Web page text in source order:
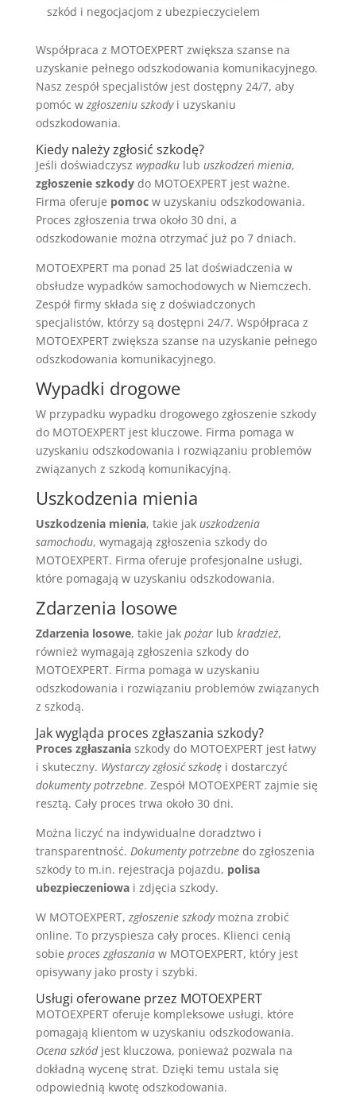
szkód i negocjacjom z ubezpieczycielem
Współpraca z MOTOEXPERT zwiększa szanse na
uzyskanie pełnego odszkodowania komunikacyjnego.
Nasz zespół specjalistów jest dostępny 24/7, aby
pomóc w zgłoszeniu szkodyi uzyskaniu
odszkodowania.
Kiedy należy zgłosić szkodę?
Jeśli doświadczysz wypadkulub uszkodzeń mienia,
zgłoszenie szkodydo MOTOEXPERT jest ważne.
Firma oferuje pomocw uzyskaniu odszkodowania.
Proces zgłoszenia trwa około 30 dni, a
odszkodowanie można otrzymać już po 7 dniach.
MOTOEXPERT ma ponad 25 lat doświadczenia w
obsłudze wypadków samochodowych w Niemczech.
Zespół firmy składa się z doświadczonych
specjalistów, którzy są dostępni 24/7. Współpraca z
MOTOEXPERT zwiększa szanse na uzyskanie pełnego
odszkodowania komunikacyjnego.
Wypadki drogowe
W przypadku wypadku drogowego zgłoszenie szkody
do MOTOEXPERT jest kluczowe. Firma pomaga w
uzyskaniu odszkodowania i rozwiązaniu problemów
związanych z szkodą komunikacyjną.
Uszkodzenia mienia
Uszkodzenia mienia, takie jak uszkodzenia
samochodu, wymagają zgłoszenia szkody do
MOTOEXPERT. Firma oferuje profesjonalne usługi,
które pomagają w uzyskaniu odszkodowania.
Zdarzenia losowe
Zdarzenia losowe, takie jak pożarlub kradzież,
również wymagają zgłoszenia szkody do
MOTOEXPERT. Firma pomaga w uzyskaniu
odszkodowania i rozwiązaniu problemów związanych
z szkodą.
Jak wygląda proces zgłaszania szkody?
Proces zgłaszaniaszkody do MOTOEXPERT jest łatwy
i skuteczny. Wystarczy zgłosić szkodęi dostarczyć
dokumenty potrzebne. Zespół MOTOEXPERT zajmie się
resztą. Cały proces trwa około 30 dni.
Można liczyć na indywidualne doradztwo i
transparentność. Dokumenty potrzebnedo zgłoszenia
szkody to m.in. rejestracja pojazdu, polisa
ubezpieczeniowai zdjęcia szkody.
W MOTOEXPERT, zgłoszenie szkodymożna zrobić
online. To przyspiesza cały proces. Klienci cenią
sobie proces zgłaszaniaw MOTOEXPERT, który jest
opisywany jako prosty i szybki.
Usługi oferowane przez MOTOEXPERT
MOTOEXPERT oferuje kompleksowe usługi, które
pomagają klientom w uzyskaniu odszkodowania.
Ocena szkódjest kluczowa, ponieważ pozwala na
dokładną wycenę strat. Dzięki temu ustala się
odpowiednią kwotę odszkodowania.